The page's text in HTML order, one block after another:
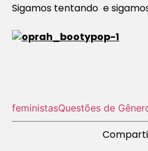
Sigamos tentando e
feministasQuestões de